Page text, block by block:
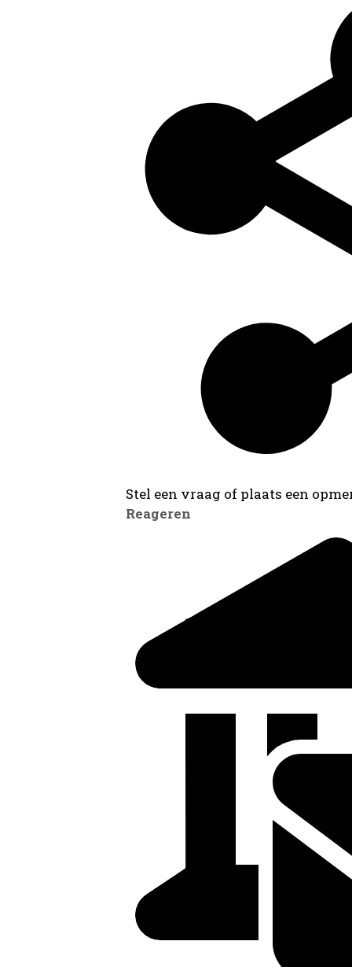
Stel een vraag of plaats een
Reageren